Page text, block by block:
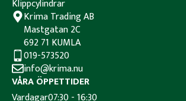
Krima Trading AB
Mastgatan 2C
692 71 KUMLA
019-573520
info@krima.nu
VÅRA ÖPPETTIDER
Vardagar07:30 - 16:30
Klippcylindrar